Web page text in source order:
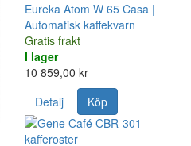
Eureka Atom W 65 Casa |
Automatisk kaffekvarn
Gratis frakt
I lager
10 859,00 kr
Detalj
Köp